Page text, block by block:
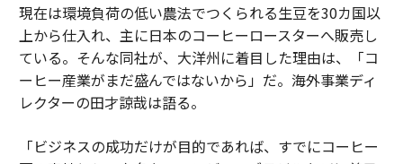
現在は環境負荷の低い農法でつくられる生豆を30カ国以
上から仕入れ、主に日本のコーヒーロースターへ販売し
ている。そんな同社が、大洋州に着目した理由は、「コ
ーヒー産業がまだ盛んではないから」だ。海外事業ディ
レクターの田才諒哉は語る。
「ビジネスの成功だけが目的であれば、すでにコーヒー